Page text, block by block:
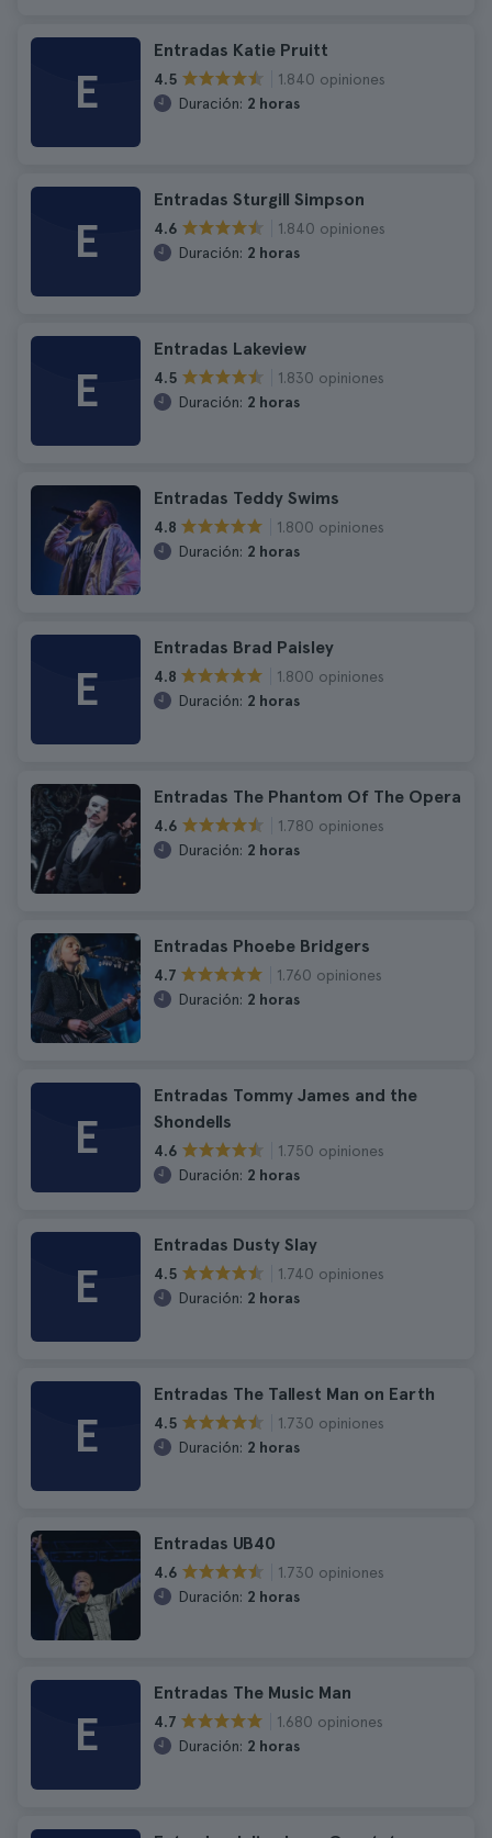
E
Entradas Katie Pruitt
4.5
1.840 opiniones
Duración: 2 horas
E
Entradas Sturgill Simpson
4.6
1.840 opiniones
Duración: 2 horas
E
Entradas Lakeview
4.5
1.830 opiniones
Duración: 2 horas
Entradas Teddy Swims
4.8
1.800 opiniones
Duración: 2 horas
E
Entradas Brad Paisley
4.8
1.800 opiniones
Duración: 2 horas
Entradas The Phantom Of The Opera
4.6
1.780 opiniones
Duración: 2 horas
Entradas Phoebe Bridgers
4.7
1.760 opiniones
Duración: 2 horas
E
Entradas Tommy James and the
Shondells
4.6
1.750 opiniones
Duración: 2 horas
E
Entradas Dusty Slay
4.5
1.740 opiniones
Duración: 2 horas
E
Entradas The Tallest Man on Earth
4.5
1.730 opiniones
Duración: 2 horas
Entradas UB40
4.6
1.730 opiniones
Duración: 2 horas
E
Entradas The Music Man
4.7
1.680 opiniones
Duración: 2 horas